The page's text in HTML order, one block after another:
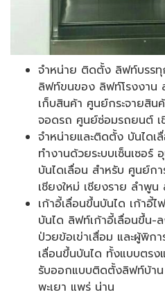
จำหน่าย ติดตั้ง ลิฟท์บรร
ลิฟท์ขนของ ลิฟท์โรงงาน
เก็บสินค้า ศูนย์กระจายสิ
จอดรถ ศูนย์ซ่อมรถยนต์ เ
จำหน่ายและติดตั้ง บันไดเ
ทำงานด้วยระบบเซ็นเซอร์
บันไดเลื่อน สำหรับ ศูนย์ก
เชียงใหม่ เชียงราย ลำพู
เก้าอี้เลื่อนขึ้นบันได เก้า
บันได ลิฟท์เก้าอี้เลื่อนขึ้น-
ป่วยข้อเข่าเสื่อม และผู้พิก
เลื่อนขึ้นบันได ทั้งแบบตร
รับออกแบบติดตั้งลิฟท์บ้า
พะเยา แพร่ น่าน